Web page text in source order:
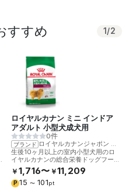
すすめ 1 /2
ロイヤルカナン
ロイヤルカナン ミニ インドア
アダルト 小型犬成犬用
0件
ブランド ロイヤルカナンジャポン >
生後10ヶ月以上の室内小型犬用のロ
イヤルカナンの総合栄養ドッグフード
です。
￥ 1,716〜 ￥11,209
P 15 〜 101pt